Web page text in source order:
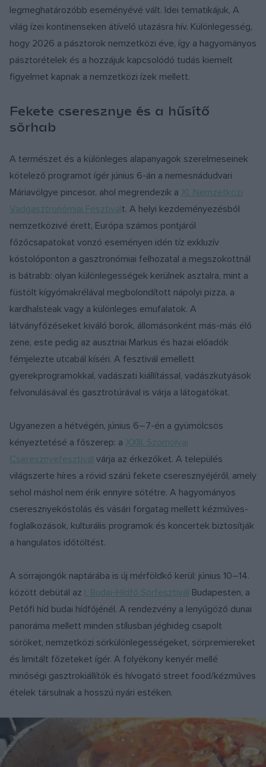
legmeghatározóbb eseményévé vált. Idei tematikájuk, A
világ ízei kontinenseken átívelő utazásra hív. Különlegesség,
hogy 2026 a pásztorok nemzetközi éve, így a hagyományos
pásztorételek és a hozzájuk kapcsolódó tudás kiemelt
figyelmet kapnak a nemzetközi ízek mellett.
Fekete cseresznye és a hűsítő
sörhab
A természet és a különleges alapanyagok szerelmeseinek
kötelező programot ígér június 6-án a nemesnádudvari
Máriavölgye pincesor, ahol megrendezik a XI. Nemzetközi
Vadgasztronómiai Fesztivált. A helyi kezdeményezésből
nemzetközivé érett, Európa számos pontjáról
főzőcsapatokat vonzó eseményen idén tíz exkluzív
kóstolóponton a gasztronómiai felhozatal a megszokottnál
is bátrabb: olyan különlegességek kerülnek asztalra, mint a
füstölt kígyómakrélával megbolondított nápolyi pizza, a
kardhalsteak vagy a különleges emufalatok. A
látványfőzéseket kiváló borok, állomásonként más-más élő
zene, este pedig az ausztriai Markus és hazai előadók
fémjelezte utcabál kíséri. A fesztivál emellett
gyerekprogramokkal, vadászati kiállítással, vadászkutyások
felvonulásával és gasztrotúrával is várja a látogatókat.
Ugyanezen a hétvégén, június 6–7-én a gyümölcsös
kényeztetésé a főszerep: a XXIII. Szomolyai
Cseresznyefesztivál várja az érkezőket. A település
világszerte híres a rövid szárú fekete cseresznyéjéről, amely
sehol máshol nem érik ennyire sötétre. A hagyományos
cseresznyekóstolás és vásári forgatag mellett kézműves-
foglalkozások, kulturális programok és koncertek biztosítják
a hangulatos időtöltést.
A sörrajongók naptárába is új mérföldkő kerül: június 10–14.
között debütál az I. Budai-Hídfő Sörfesztivál Budapesten, a
Petőfi híd budai hídfőjénél. A rendezvény a lenyűgöző dunai
panoráma mellett minden stílusban jéghideg csapolt
söröket, nemzetközi sörkülönlegességeket, sörpremiereket
és limitált főzeteket ígér. A folyékony kenyér mellé
minőségi gasztrokiállítók és hívogató street food/kézműves
ételek társulnak a hosszú nyári estéken.